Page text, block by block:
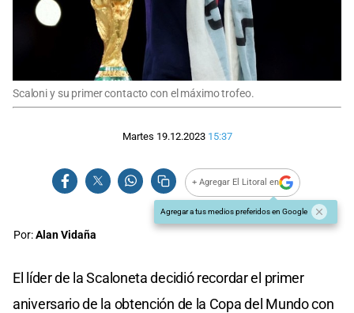
Scaloni y su primer contacto con el máximo trofeo.
Martes 19.12.2023 15:37
+ Agregar El Litoral en
Agregar a tus medios preferidos en Google
Por:Alan Vidaña
El líder de la Scaloneta decidió recordar el primer
aniversario de la obtención de la Copa del Mundo con